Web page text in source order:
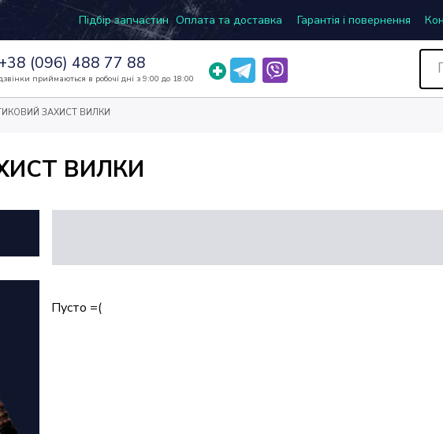
Підбір запчастин Оплата та доставка Гарантія і повернення
+38 (096) 488 77 88
приймаються в робочі дні з 9:00 до 18:00
ЗАХИСТ ВИЛКИ
ВИЛКИ
Пусто =(